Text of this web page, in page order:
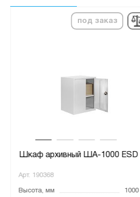
под заказ
Шкаф архивный ША-1000 ESD
Арт. 190368
Высота, мм
1000